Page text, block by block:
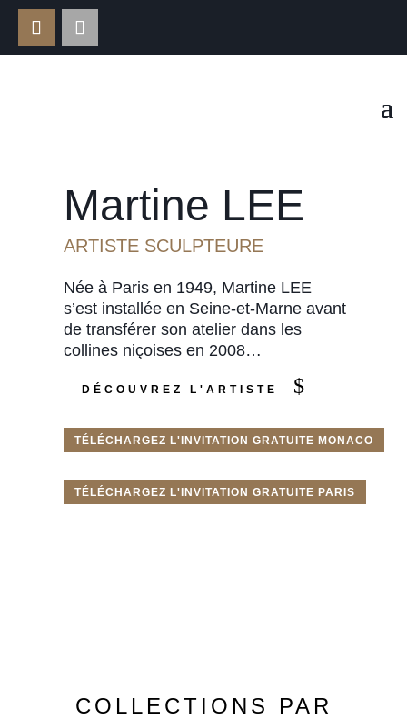
Martine LEE
ARTISTE SCULPTEURE
Née à Paris en 1949, Martine LEE
s’est installée en Seine-et-Marne avant
de transférer son atelier dans les
collines niçoises en 2008…
DÉCOUVREZ L'ARTISTE $
TÉLÉCHARGEZ L'INVITATION GRATUITE MONACO
TÉLÉCHARGEZ L'INVITATION GRATUITE PARIS
COLLECTIONS PAR